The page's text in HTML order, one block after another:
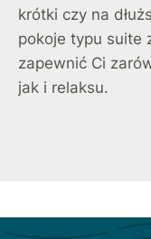
krótki czy na
pokoje typu suite
zapewnić Ci
jak i relaksu.